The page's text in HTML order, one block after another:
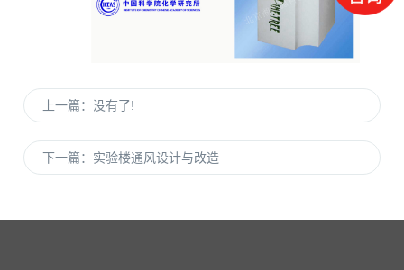
上一篇：没有了!
下一篇： 实验楼通风设计与改造